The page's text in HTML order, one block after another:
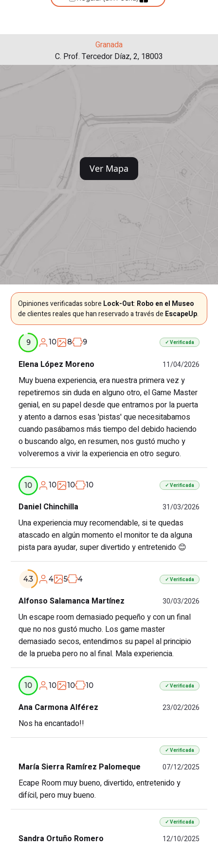
Granada
C. Prof. Tercedor Díaz, 2, 18003
Ver Mapa
Opiniones verificadas sobre Lock-Out: Robo en el Museo
de clientes reales que han reservado a través de EscapeUp.
9 10 8 9 ✓ Verificada
Elena López Moreno 11/04/2026
Muy buena experiencia, era nuestra primera vez y
repetiremos sin duda en alguno otro, el Game Master
genial, en su papel desde que entramos por la puerta
y atento a darnos esas 'pistas' que necesitabamos
cuando pasábamos más tiempo del debido haciendo
o buscando algo, en resumen, nos gustó mucho y
volveremos a vivir la experiencia en otro seguro.
10 10 10 10 ✓ Verificada
Daniel Chinchilla 31/03/2026
Una experiencia muy recomendable, si te quedas
atascado en algún momento el monitor te da alguna
pista para ayudar, super divertido y entretenido 😊
4.3 4 5 4 ✓ Verificada
Alfonso Salamanca Martínez 30/03/2026
Un escape room demasiado pequeño y con un final
que no nos gustó mucho. Los game master
demasiado secos, entendimos su papel al principio
de la prueba pero no al final. Mala experiencia.
10 10 10 10 ✓ Verificada
Ana Carmona Alférez 23/02/2026
Nos ha encantado!!
✓ Verificada
María Sierra Ramírez Palomeque 07/12/2025
Ecape Room muy bueno, divertido, entretenido y
difícil, pero muy bueno.
✓ Verificada
Sandra Ortuño Romero 12/10/2025